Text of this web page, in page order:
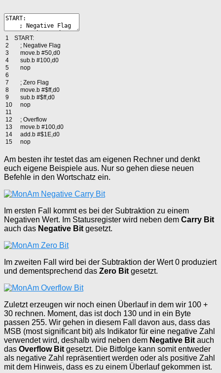
1
2
3
4
5
6
7
8
9
10
11
12
13
14
15
START:
; Negative Flag
move.b #50,d0
sub.b #100,d0
nop
; Zero Flag
move.b #$ff,d0
sub.b #$ff,d0
nop
; Overflow
move.b #100,d0
add .b #$1E,d0
nop
Am besten ihr testet das am eigenen Rechner und denkt
euch eigene Beispiele aus. Nur so gehen diese neuen
Befehle in den Wortschatz ein.
Im ersten Fall kommt es bei der Subtraktion zu einem
Negativen Wert. Im Statusregister wird neben dem Carry Bit
auch das Negative Bit gesetzt.
Im zweiten Fall wird bei der Subtraktion der Wert 0 produziert
und dementsprechend das Zero Bit gesetzt.
Zuletzt erzeugen wir noch einen Überlauf in dem wir 100 +
30 rechnen. Moment, das ist doch 130 und in ein Byte
passen 255. Wir gehen in diesem Fall davon aus, dass das
MSB (most significant bit) als Indikator für eine negative Zahl
verwendet wird, deshalb wird neben dem Negative Bit auch
das Overflow Bit gesetzt. Die Bitfolge kann somit entweder
als negative Zahl repräsentiert werden oder als positive Zahl
mit dem Hinweis, dass es zu einem Überlauf gekommen ist.